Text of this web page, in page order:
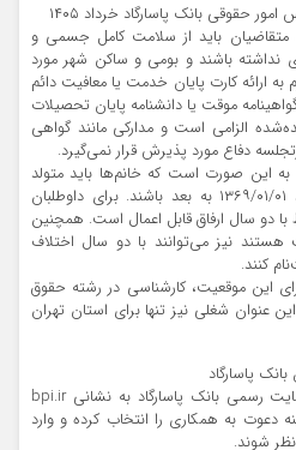
حقوقی بانک پاسارگاد خرداد ۱۴۰۵
باید از سلامت کامل جسمی و
نداشته باشند و بومی و ساکن شهر مورد
به ارائه کارت پایان خدمت یا معافیت دائم
موقت یا دانشنامه پایان تحصیلات
الزامی است و مدارکی مانند گواهی
دفاع مورد پذیرش قرار نمی‌گیرد.
این صورت است که خانم‌ها باید متولد
۱۳۷۱/۰۱/۰۱ به بعد و آقایان متولد ۱۳۶۹/۰۱/۰۱ به بعد باشند. برای داوطلبان
دو سال ارفاق قابل اعمال است. همچنین
هستند نیز می‌توانند با دو سال اختلاف
کنند.
این موقعیت، کارشناسی در رشته حقوق
شغلی نیز تنها برای استان تهران
پاسارگاد
متقاضیان برای ثبت‌نام باید به سایت رسمی بانک پاسارگاد به نشانی bpi.ir
دعوت به همکاری را انتخاب کرده و وارد
شوند.